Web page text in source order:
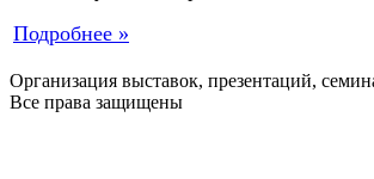
Подробнее »
Организация выставок, презентаций,
Все права защищены